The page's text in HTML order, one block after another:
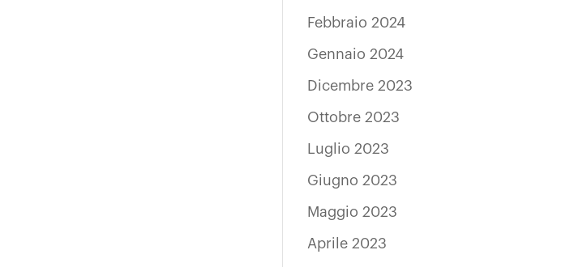
Febbraio 2024
Gennaio 2024
Dicembre 2023
Ottobre 2023
Luglio 2023
Giugno 2023
Maggio 2023
Aprile 2023